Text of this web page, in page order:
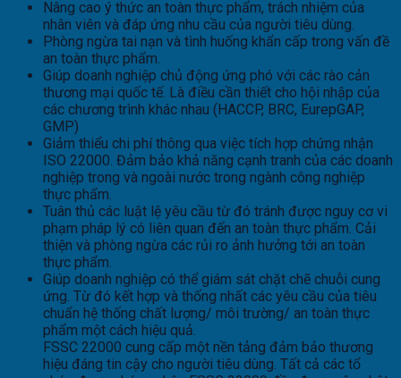
Nâng cao ý thức an toàn thực phẩm, trách nhiệm của
nhân viên và đáp ứng nhu cầu của người tiêu dùng.
Phòng ngừa tai nạn và tình huống khẩn cấp trong vấn đề
an toàn thực phẩm.
Giúp doanh nghiệp chủ động ứng phó với các rào cản
thương mại quốc tế. Là điều cần thiết cho hội nhập của
các chương trình khác nhau (HACCP, BRC, EurepGAP,
GMP)
Giảm thiểu chi phí thông qua việc tích hợp chứng nhận
ISO 22000. Đảm bảo khả năng cạnh tranh của các doanh
nghiệp trong và ngoài nước trong ngành công nghiệp
thực phẩm.
Tuân thủ các luật lệ yêu cầu từ đó tránh được nguy cơ vi
phạm pháp lý có liên quan đến an toàn thực phẩm. Cải
thiện và phòng ngừa các rủi ro ảnh hưởng tới an toàn
thực phẩm.
Giúp doanh nghiệp có thể giám sát chặt chẽ chuỗi cung
ứng. Từ đó kết hợp và thống nhất các yêu cầu của tiêu
chuẩn hệ thống chất lượng/ môi trường/ an toàn thực
phẩm một cách hiệu quả.
FSSC 22000 cung cấp một nền tảng đảm bảo thương
hiệu đáng tin cậy cho người tiêu dùng. Tất cả các tổ